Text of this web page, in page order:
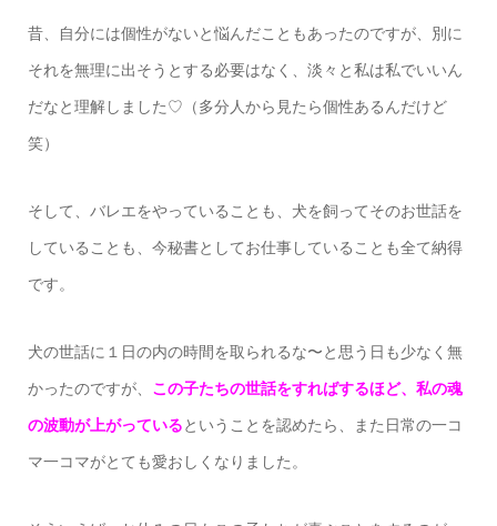
昔、自分には個性がないと悩んだこともあったのですが、別に
それを無理に出そうとする必要はなく、淡々と私は私でいいん
だなと理解しました♡（多分人から見たら個性あるんだけど
笑）
そして、バレエをやっていることも、犬を飼ってそのお世話を
していることも、今秘書としてお仕事していることも全て納得
です。
犬の世話に１日の内の時間を取られるな〜と思う日も少なく無
かったのですが、 この子たちの世話をすればするほど、私の魂
の波動が上がっているということを認めたら、また日常の一コ
マ一コマがとても愛おしくなりました。